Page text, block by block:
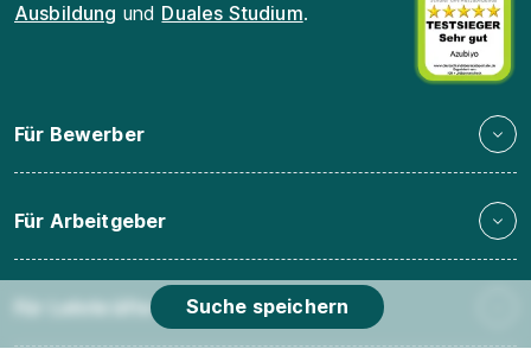
Suche speichern
Ausbildung und Duales Studium.
Für Bewerber
Für Arbeitgeber
Für Lehrkräfte